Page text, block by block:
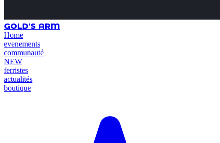
GOLD'S ARM
Home
evenements
communauté
NEW
ferristes
actualités
boutique